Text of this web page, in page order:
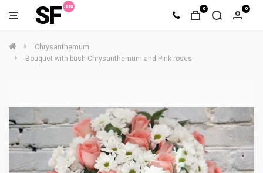
SF 0 0
Chrysanthemum
Bouquet with bush Chrysanthemum and Pink roses